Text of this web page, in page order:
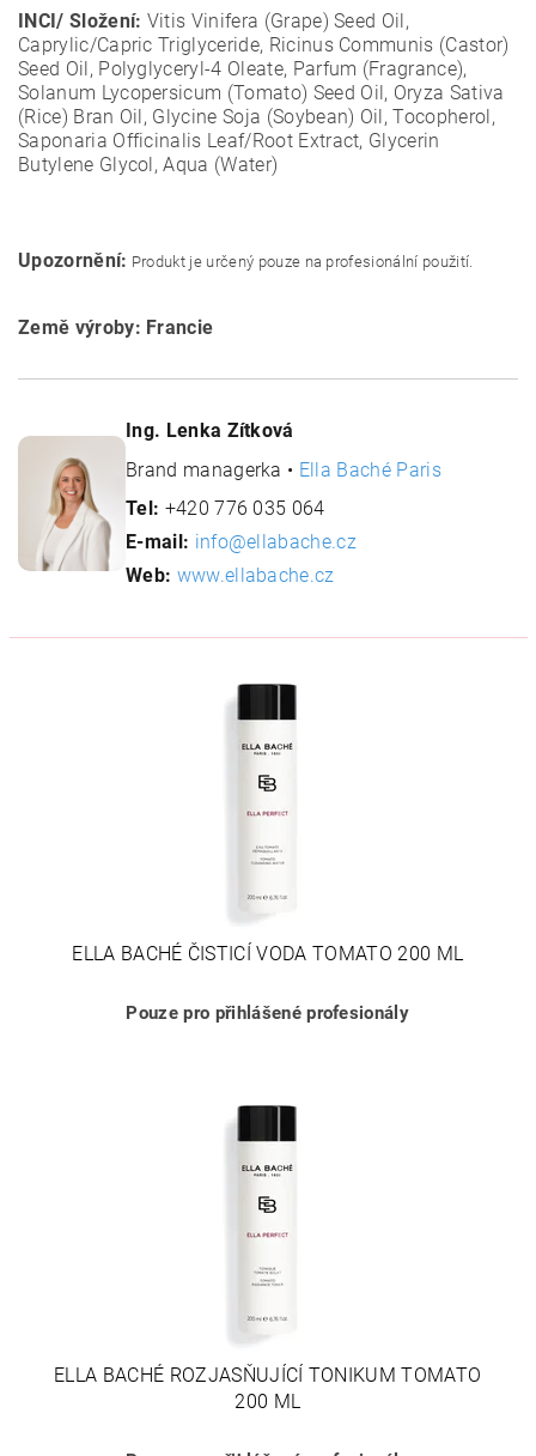
INCI/ Složení: Vitis Vinifera (Grape) Seed Oil,
Caprylic/Capric Triglyceride, Ricinus Communis (Castor)
Seed Oil, Polyglyceryl-4 Oleate, Parfum (Fragrance),
Solanum Lycopersicum (Tomato) Seed Oil, Oryza Sativa
(Rice) Bran Oil, Glycine Soja (Soybean) Oil, Tocopherol,
Saponaria Officinalis Leaf/Root Extract, Glycerin
Butylene Glycol, Aqua (Water)
Upozornění: Produkt je určený pouze na profesionální použití.
Země výroby: Francie
Ing. Lenka Zítková
Brand managerka • Ella Baché Paris
Tel: +420 776 035 064
E-mail: info@ellabache.cz
Web: www.ellabache.cz
ELLA BACHÉ ČISTICÍ VODA TOMATO 200 ML
Pouze pro přihlášené profesionály
ELLA BACHÉ ROZJASŇUJÍCÍ TONIKUM TOMATO
200 ML